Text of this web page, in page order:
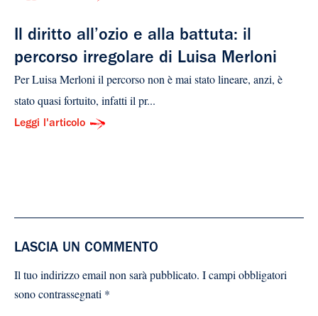
Il diritto all’ozio e alla battuta: il
percorso irregolare di Luisa Merloni
Per Luisa Merloni il percorso non è mai stato lineare, anzi, è
stato quasi fortuito, infatti il pr...
Leggi l'articolo
LASCIA UN COMMENTO
Il tuo indirizzo email non sarà pubblicato. I campi obbligatori
sono contrassegnati *